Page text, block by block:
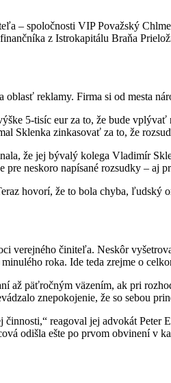
– spoločnosti VIP Považský
z Istrokapitálu Braňa
reklamy. Firma si od mesta
5-tisíc eur za to, že bude
Sklenka zinkasovať za to, že
že jej bývalý kolega Vladimír
neskoro napísané rozsudky – aj
hovorí, že to bola chyba, ľudský
verejného činiteľa. Neskôr
roka. Ide teda zrejme o
až päťročným väzením, ak pri
znepokojenie, že so sebou
reagoval jej advokát
odišla ešte po prvom obvinení v